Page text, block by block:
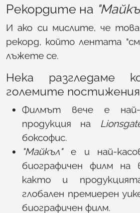
Рекордите на
И ако си мислите, че
рекорд, който лентата
лъжете се.
Нека разгледаме
големите
Филмът вече е най-
продукция на
боксофис.
"Майкъл" е и най-
биографичен филм на
както и
глобален премиерен
биографичен филм.